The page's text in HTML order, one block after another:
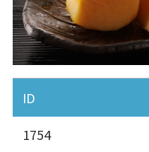
ID
1754